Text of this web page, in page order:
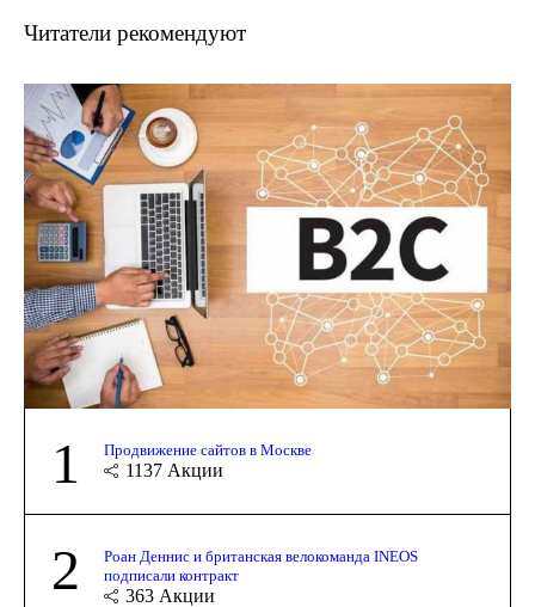
Читатели рекомендуют
1 Продвижение сайтов в Москве
1137 Акции
2
Роан Деннис и британская велокоманда INEOS
подписали контракт
363 Акции